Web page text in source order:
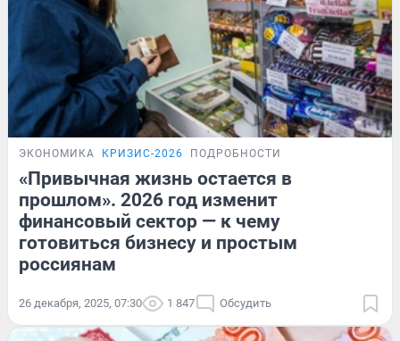
ЭКОНОМИКА КРИЗИС-2026 ПОДРОБНОСТИ
«Привычная жизнь остается в
прошлом». 2026 год изменит
финансовый сектор — к чему
готовиться бизнесу и простым
россиянам
26 декабря, 2025, 07:30 1 847 Обсудить